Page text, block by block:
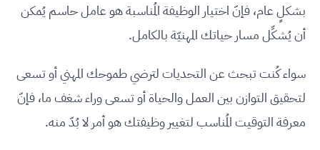
بشكلٍ عام، فإنّ اختيار الوظيفة المُناسبة هو عامل حاسم يُمكن
أن يُشكِّل مسار حياتك المهنيّة بالكامل.
سواء كُنت تبحث عن التحديات لترضي طموحك المهني أو تسعى
لتحقيق التوازن بين العمل والحياة أو تسعى وراء شغف ما، فإنّ
معرفة التوقيت المُناسب لتغيير وظيفتك هو أمر لا بُدّ منه.